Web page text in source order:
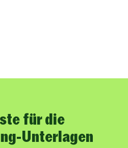
für die
Unterlagen